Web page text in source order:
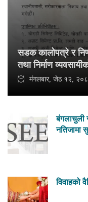
सडक कालोपत्रे र
तथा निर्माण
मंगलबार, जेठ १२,
बंगलाचुली
नतिजामा
विवाहको